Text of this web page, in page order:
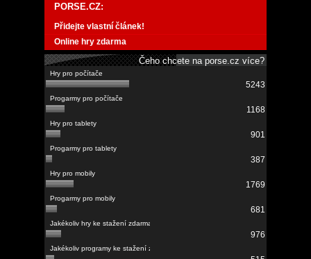
PORSE.CZ:
Přidejte vlastní článek!
Online hry zdarma
Čeho chcete na porse.cz více?
5243
1168
901
387
1769
681
976